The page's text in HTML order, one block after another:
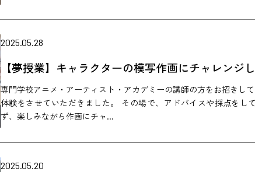
2025.05.28
【夢授業】キャラクターの模写作画にチャレンジ
専門学校アニメ・アーティスト・アカデミーの講師の方をお招きし
体験をさせていただきました。 その場で、アドバイスや採点を
ず、楽しみながら作画にチャ...
2025.05.20